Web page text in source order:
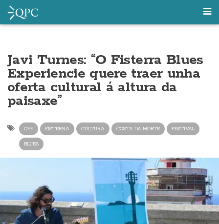
Javi Turnes: “O Fisterra Blues
Experiencie quere traer unha
oferta cultural á altura da
paisaxe”
CEE FISTERRA CULTURA COSTA DA MORTE FESTIVAL
BLUES